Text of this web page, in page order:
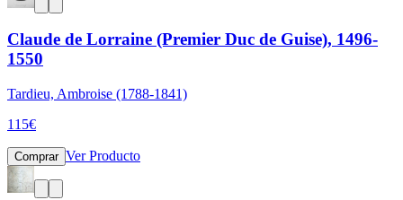
Claude de Lorraine (Premier Duc de Guise), 1496-
1550
Tardieu, Ambroise (1788-1841)
115€
Comprar Ver Producto